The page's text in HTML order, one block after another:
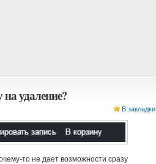
удаление?
В закладки
то не дает возможности сразу